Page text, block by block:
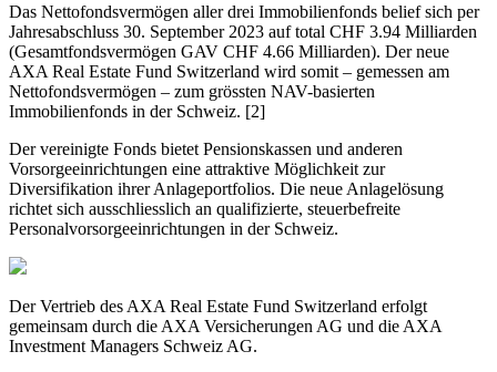
Das Nettofondsvermögen aller drei Immobilienfonds belief sich per
Jahresabschluss 30. September 2023 auf total CHF 3.94 Milliarden
(Gesamtfondsvermögen GAV CHF 4.66 Milliarden). Der neue
AXA Real Estate Fund Switzerland wird somit – gemessen am
Nettofondsvermögen – zum grössten NAV-basierten
Immobilienfonds in der Schweiz. [2]
Der vereinigte Fonds bietet Pensionskassen und anderen
Vorsorgeeinrichtungen eine attraktive Möglichkeit zur
Diversifikation ihrer Anlageportfolios. Die neue Anlagelösung
richtet sich ausschliesslich an qualifizierte, steuerbefreite
Personalvorsorgeeinrichtungen in der Schweiz.
Der Vertrieb des AXA Real Estate Fund Switzerland erfolgt
gemeinsam durch die AXA Versicherungen AG und die AXA
Investment Managers Schweiz AG.